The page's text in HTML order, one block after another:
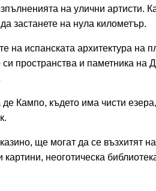
на улични артисти.
застанете на нула километър.
на испанската архитектура на
пространства и паметника на
Кампо, където има чисти езера,
ще могат да се възхитят на
неоготическа